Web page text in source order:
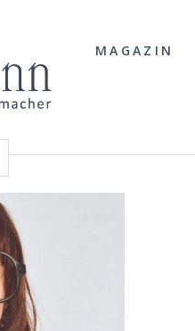
MAGAZIN